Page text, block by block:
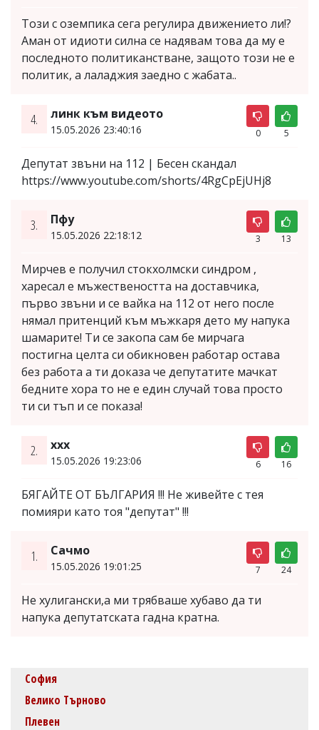
Този с оземпика сега регулира движението ли!?
Аман от идиоти силна се надявам това да му е
последното политиканстване, защото този не е
политик, а лаладжия заедно с жабата..
4. линк към видеото
15.05.2026 23:40:16 0 5
Депутат звъни на 112 | Бесен скандал
https://www.youtube.com/shorts/4RgCpEjUHj8
3. Пфу
15.05.2026 22:18:12 3 13
Мирчев е получил стокхолмски синдром ,
харесал е мъжествеността на доставчика,
първо звъни и се вайка на 112 от него после
нямал притенций към мъжкаря дето му напука
шамарите! Ти се закопа сам бе мирчага
постигна целта си обикновен работар остава
без работа а ти доказа че депутатите мачкат
бедните хора то не е един случай това просто
ти си тъп и се показа!
2. ххх
15.05.2026 19:23:06 6 16
БЯГАЙТЕ ОТ БЪЛГАРИЯ !!! Не живейте с тея
помияри като тоя "депутат" !!!
1. Сачмо
15.05.2026 19:01:25 7 24
Не хулигански,а ми трябваше хубаво да ти
напука депутатската гадна кратна.
София
Велико Търново
Плевен